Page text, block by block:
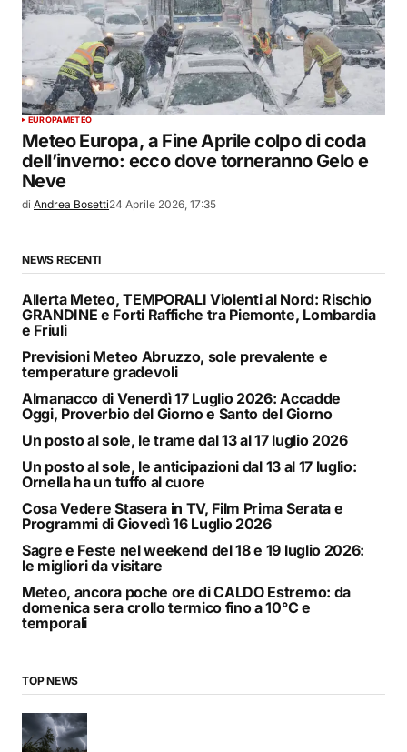
EUROPAMETEO
Meteo Europa, a Fine Aprile colpo di coda
dell’inverno: ecco dove torneranno Gelo e
Neve
di Andrea Bosetti24 Aprile 2026, 17:35
NEWS RECENTI
Allerta Meteo, TEMPORALI Violenti al Nord: Rischio
GRANDINE e Forti Raffiche tra Piemonte, Lombardia
e Friuli
Previsioni Meteo Abruzzo, sole prevalente e
temperature gradevoli
Almanacco di Venerdì 17 Luglio 2026: Accadde
Oggi, Proverbio del Giorno e Santo del Giorno
Un posto al sole, le trame dal 13 al 17 luglio 2026
Un posto al sole, le anticipazioni dal 13 al 17 luglio:
Ornella ha un tuffo al cuore
Cosa Vedere Stasera in TV, Film Prima Serata e
Programmi di Giovedì 16 Luglio 2026
Sagre e Feste nel weekend del 18 e 19 luglio 2026:
le migliori da visitare
Meteo, ancora poche ore di CALDO Estremo: da
domenica sera crollo termico fino a 10°C e
temporali
TOP NEWS